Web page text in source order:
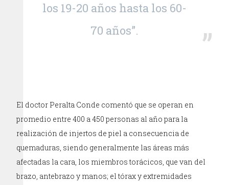
los 19-20 años hasta los 60-
70 años”.
El doctor Peralta Conde comentó que se operan en
promedio entre 400 a 450 personas al año para la
realización de injertos de piel a consecuencia de
quemaduras, siendo generalmente las áreas más
afectadas la cara, los miembros torácicos, que van del
brazo, antebrazo y manos; el tórax y extremidades